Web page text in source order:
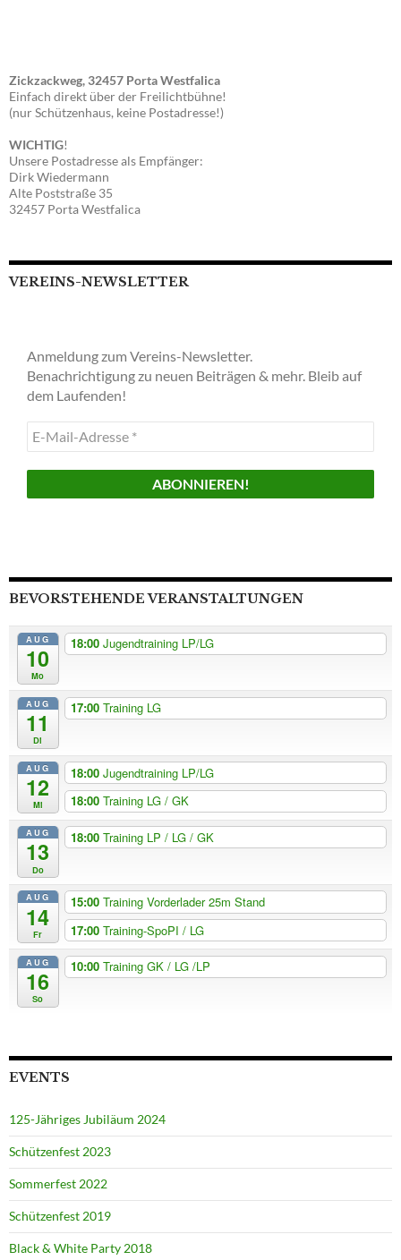
Zickzackweg, 32457 Porta Westfalica
Einfach direkt über der Freilichtbühne!
(nur Schützenhaus, keine Postadresse!)
WICHTIG!
Unsere Postadresse als Empfänger:
Dirk Wiedermann
Alte Poststraße 35
32457 Porta Westfalica
VEREINS-NEWSLETTER
Anmeldung zum Vereins-Newsletter.
Benachrichtigung zu neuen Beiträgen & mehr. Bleib auf
dem Laufenden!
E-
Mail-
Adresse
BEVORSTEHENDE VERANSTALTUNGEN
AUG
10
Mo
18:00 Jugendtraining LP/LG
AUG
11
Di
17:00 Training LG
AUG
12
Mi
18:00 Jugendtraining LP/LG
18:00 Training LG / GK
AUG
13
Do
18:00 Training LP / LG / GK
AUG
14
Fr
15:00 Training Vorderlader 25m Stand
17:00 Training-SpoPI / LG
AUG
16
So
10:00 Training GK / LG /LP
EVENTS
125-Jähriges Jubiläum 2024
Schützenfest 2023
Sommerfest 2022
Schützenfest 2019
Black & White Party 2018